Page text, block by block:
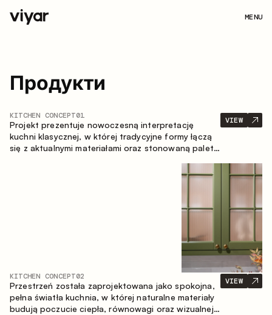
MENU
Продукти
KITCHEN CONCEPT01
Projekt prezentuje nowoczesną interpretację
kuchni klasycznej, w której tradycyjne formy łączą
się z aktualnymi materiałami oraz stonowaną paletą
kompozycja zabudowy tworzy komfortową i
VIEW
KITCHEN CONCEPT02
Przestrzeń została zaprojektowana jako spokojna,
pełna światła kuchnia, w której naturalne materiały
budują poczucie ciepła, równowagi oraz wizualnej
VIEW